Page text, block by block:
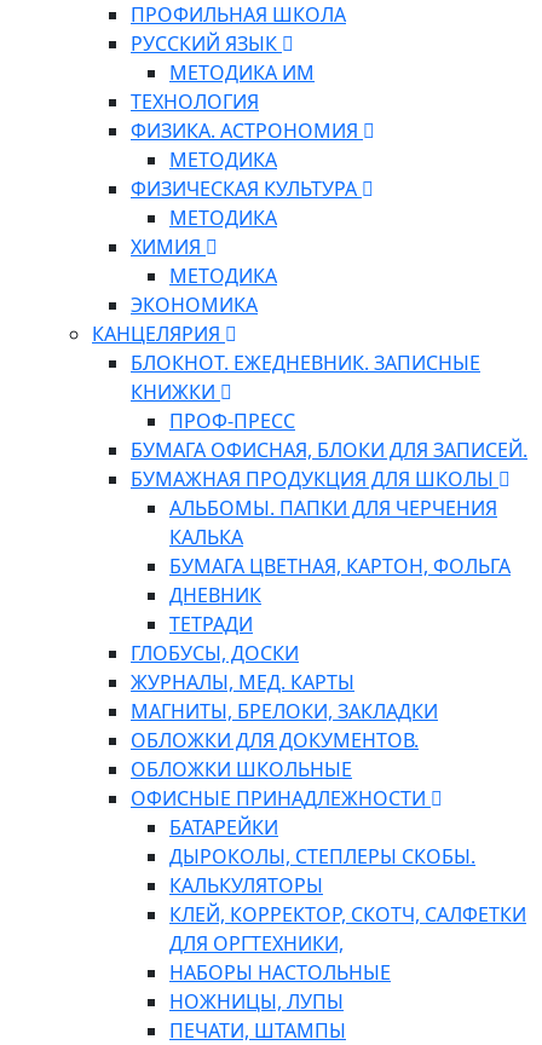
ПРОФИЛЬНАЯ ШКОЛА
РУССКИЙ ЯЗЫК
МЕТОДИКА ИМ
ТЕХНОЛОГИЯ
ФИЗИКА. АСТРОНОМИЯ
МЕТОДИКА
ФИЗИЧЕСКАЯ КУЛЬТУРА
МЕТОДИКА
ХИМИЯ
МЕТОДИКА
ЭКОНОМИКА
КАНЦЕЛЯРИЯ
БЛОКНОТ. ЕЖЕДНЕВНИК. ЗАПИСНЫЕ
КНИЖКИ
ПРОФ-ПРЕСС
БУМАГА ОФИСНАЯ, БЛОКИ ДЛЯ ЗАПИСЕЙ.
БУМАЖНАЯ ПРОДУКЦИЯ ДЛЯ ШКОЛЫ
АЛЬБОМЫ. ПАПКИ ДЛЯ ЧЕРЧЕНИЯ
КАЛЬКА
БУМАГА ЦВЕТНАЯ, КАРТОН, ФОЛЬГА
ДНЕВНИК
ТЕТРАДИ
ГЛОБУСЫ, ДОСКИ
ЖУРНАЛЫ, МЕД. КАРТЫ
МАГНИТЫ, БРЕЛОКИ, ЗАКЛАДКИ
ОБЛОЖКИ ДЛЯ ДОКУМЕНТОВ.
ОБЛОЖКИ ШКОЛЬНЫЕ
ОФИСНЫЕ ПРИНАДЛЕЖНОСТИ
БАТАРЕЙКИ
ДЫРОКОЛЫ, СТЕПЛЕРЫ СКОБЫ.
КАЛЬКУЛЯТОРЫ
КЛЕЙ, КОРРЕКТОР, СКОТЧ, САЛФЕТКИ
ДЛЯ ОРГТЕХНИКИ,
НАБОРЫ НАСТОЛЬНЫЕ
НОЖНИЦЫ, ЛУПЫ
ПЕЧАТИ, ШТАМПЫ